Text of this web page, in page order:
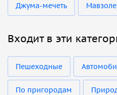
Джума-мечеть
Входит в эти
Пешеходные
По пригородам